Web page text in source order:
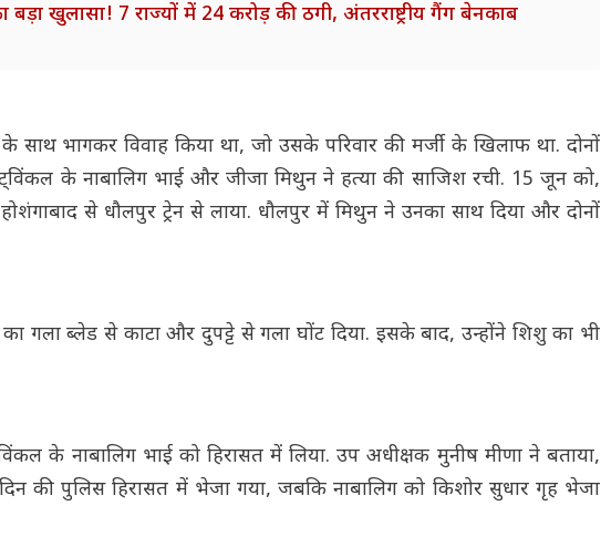
खुलासा! 7 राज्यों में 24 करोड़ की ठगी, अंतरराष्ट्रीय गैंग बेनकाब
भागकर विवाह किया था, जो उसके परिवार की मर्जी के खिलाफ था. दोनों
के नाबालिग भाई और जीजा मिथुन ने हत्या की साजिश रची. 15 जून को,
से धौलपुर ट्रेन से लाया. धौलपुर में मिथुन ने उनका साथ दिया और दोनों
गला ब्लेड से काटा और दुपट्टे से गला घोंट दिया. इसके बाद, उन्होंने शिशु का भी
के नाबालिग भाई को हिरासत में लिया. उप अधीक्षक मुनीष मीणा ने बताया,
की पुलिस हिरासत में भेजा गया, जबकि नाबालिग को किशोर सुधार गृह भेजा